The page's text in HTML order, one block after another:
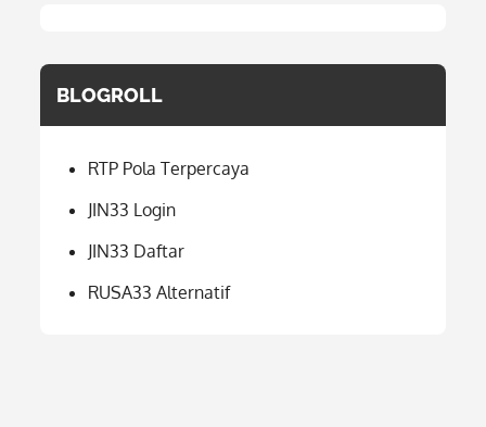
BLOGROLL
RTP Pola Terpercaya
JIN33 Login
JIN33 Daftar
RUSA33 Alternatif